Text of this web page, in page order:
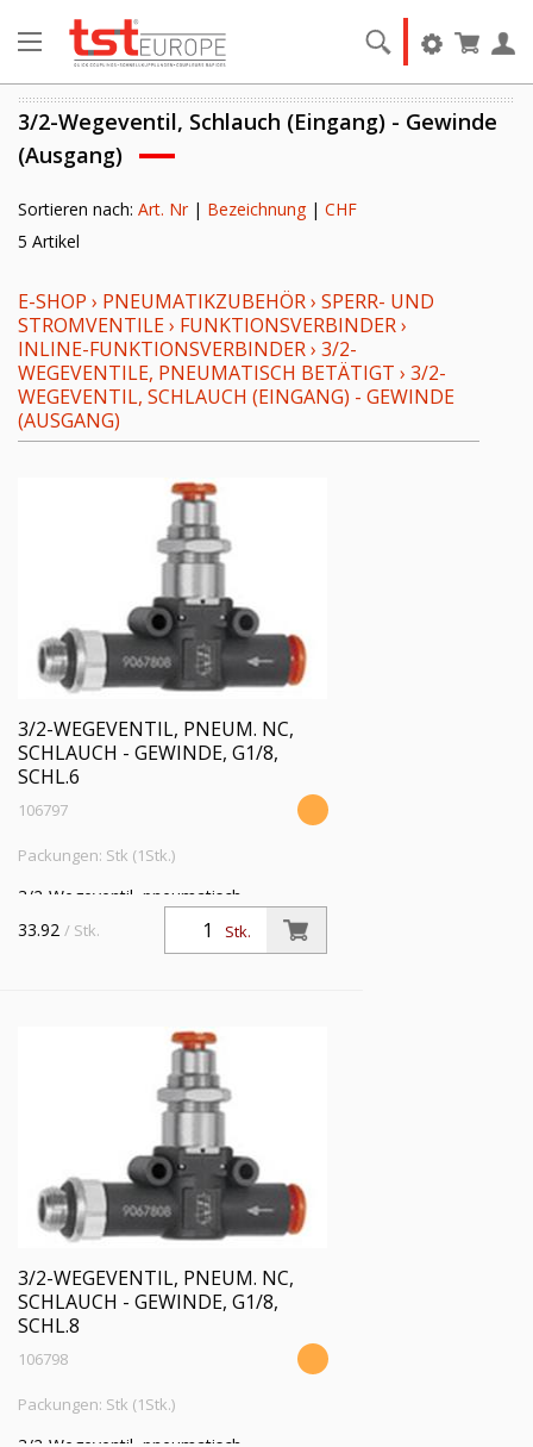
3/2-Wegeventil, Schlauch (Eingang) - Gewinde
(Ausgang)
Sortieren nach: Art. Nr| Bezeichnung| CHF
5 Artikel
E-SHOP › PNEUMATIKZUBEHÖR› SPERR- UND
STROMVENTILE› FUNKTIONSVERBINDER›
INLINE-FUNKTIONSVERBINDER› 3/2-
WEGEVENTILE, PNEUMATISCH BETÄTIGT › 3/2-
WEGEVENTIL, SCHLAUCH (EINGANG) - GEWINDE
(AUSGANG)
3/2-WEGEVENTIL, PNEUM. NC,
SCHLAUCH - GEWINDE, G1/8,
SCHL.6
106797
Packungen: Stk (1Stk.)
3/2-Wegeventil, pneumatisch
»lineonline«, NC, Schlauch - Gewinde, G
1/8, für Schlauch-Ø 6 mm,
Stk.
33.92 / Stk.
3/2-WEGEVENTIL, PNEUM. NC,
SCHLAUCH - GEWINDE, G1/8,
SCHL.8
106798
Packungen: Stk (1Stk.)